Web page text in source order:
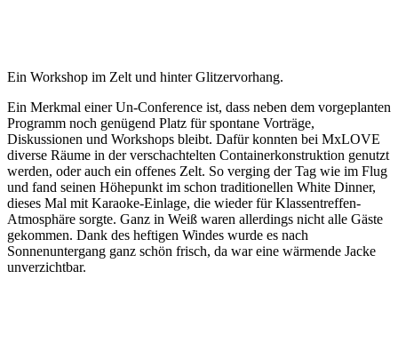
Ein Workshop im Zelt und hinter Glitzervorhang.
Ein Merkmal einer Un-Conference ist, dass neben dem vorgeplanten
Programm noch genügend Platz für spontane Vorträge,
Diskussionen und Workshops bleibt. Dafür konnten bei MxLOVE
diverse Räume in der verschachtelten Containerkonstruktion genutzt
werden, oder auch ein offenes Zelt. So verging der Tag wie im Flug
und fand seinen Höhepunkt im schon traditionellen White Dinner,
dieses Mal mit Karaoke-Einlage, die wieder für Klassentreffen-
Atmosphäre sorgte. Ganz in Weiß waren allerdings nicht alle Gäste
gekommen. Dank des heftigen Windes wurde es nach
Sonnenuntergang ganz schön frisch, da war eine wärmende Jacke
unverzichtbar.